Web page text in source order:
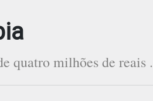
quatro milhões de reais .